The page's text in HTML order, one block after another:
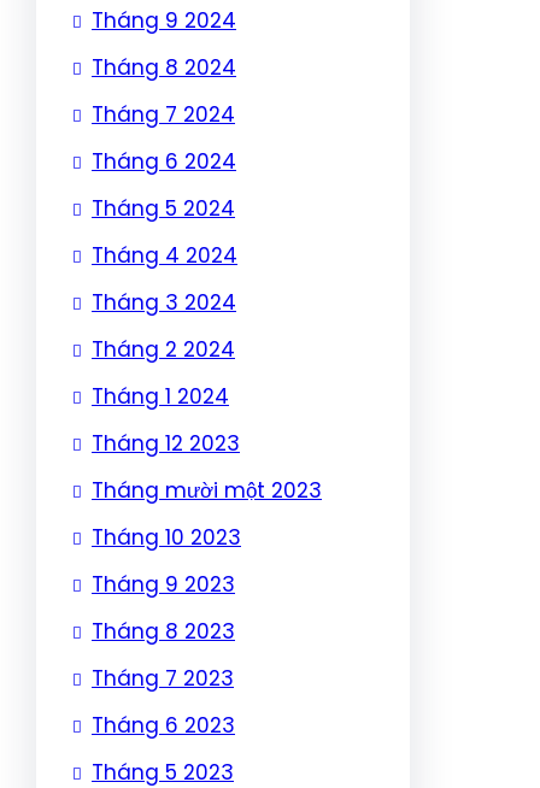
Tháng 9 2024
Tháng 8 2024
Tháng 7 2024
Tháng 6 2024
Tháng 5 2024
Tháng 4 2024
Tháng 3 2024
Tháng 2 2024
Tháng 1 2024
Tháng 12 2023
Tháng mười một 2023
Tháng 10 2023
Tháng 9 2023
Tháng 8 2023
Tháng 7 2023
Tháng 6 2023
Tháng 5 2023